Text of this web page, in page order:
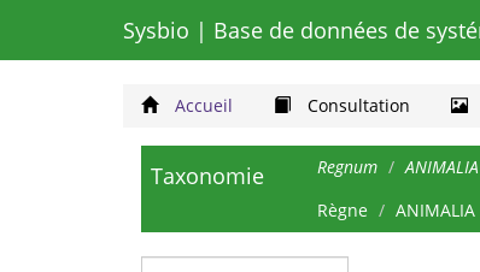
Sysbio | Base de données de
Accueil Consultation
Taxonomie Regnum ANIMALIA
Règne
ANIMALIA